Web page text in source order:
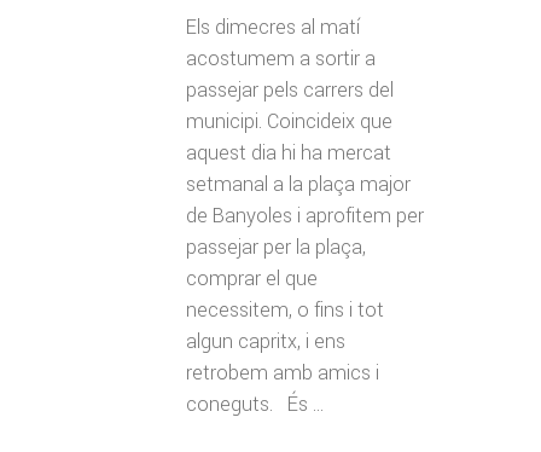
Els dimecres al matí
acostumem a sortir a
passejar pels carrers del
municipi. Coincideix que
aquest dia hi ha mercat
setmanal a la plaça major
de Banyoles i aprofitem per
passejar per la plaça,
comprar el que
necessitem, o fins i tot
algun capritx, i ens
retrobem amb amics i
coneguts. És